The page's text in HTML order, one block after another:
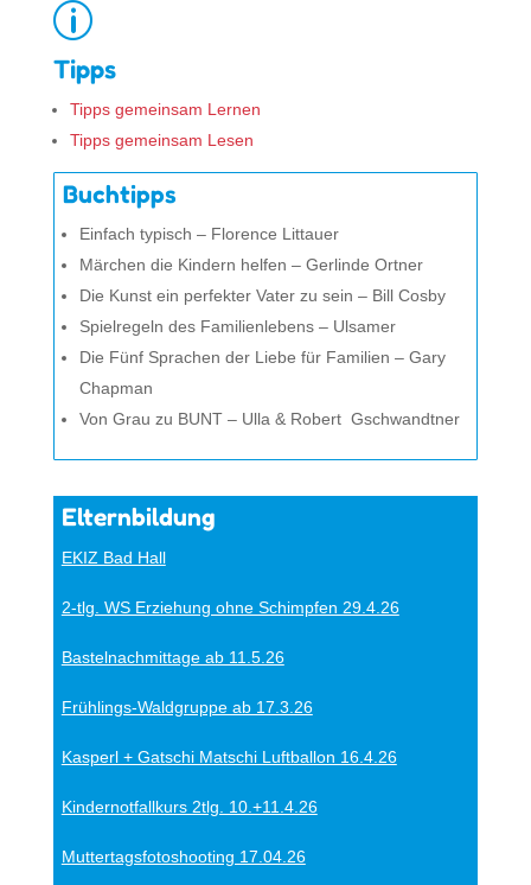
p
Tipps
Tipps gemeinsam Lernen
Tipps gemeinsam Lesen
Buchtipps
Einfach typisch – Florence Littauer
Märchen die Kindern helfen – Gerlinde Ortner
Die Kunst ein perfekter Vater zu sein – Bill Cosby
Spielregeln des Familienlebens – Ulsamer
Die Fünf Sprachen der Liebe für Familien – Gary
Chapman
Von Grau zu BUNT – Ulla & Robert Gschwandtner
Elternbildung
EKIZ Bad Hall
2-tlg. WS Erziehung ohne Schimpfen 29.4.26
Bastelnachmittage ab 11.5.26
Frühlings-Waldgruppe ab 17.3.26
Kasperl + Gatschi Matschi Luftballon 16.4.26
Kindernotfallkurs 2tlg. 10.+11.4.26
Muttertagsfotoshooting 17.04.26